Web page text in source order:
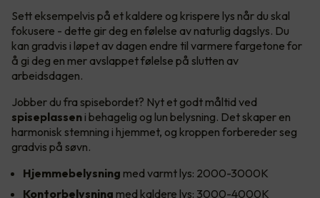
Sett eksempelvis på et kaldere og krispere lys når du skal
fokusere - dette gir deg en følelse av naturlig dagslys. Du
kan gradvis i løpet av dagen endre til varmere fargetone for
å gi deg en mer avslappet følelse på slutten av
arbeidsdagen.
Jobber du fra spisebordet? Nyt et godt måltid ved
spiseplassen i behagelig og lun belysning. Det skaper en
harmonisk stemning i hjemmet, og kroppen forbereder seg
gradvis på søvn.
Hjemmebelysning med varmt lys: 2000-3000K
Kontorbelysning med kaldere lys: 3000-4000K